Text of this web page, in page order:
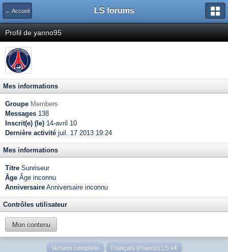
← Accueil LS forums
Profil de yanno95
Mes informations
Groupe Members
Messages 138
Inscrit(e) (le) 14-avril 10
Dernière activité juil. 17 2013 19:24
Mes informations
Titre Sunriseur
Âge Âge inconnu
Anniversaire Anniversaire inconnu
Contrôles utilisateur
Mon contenu
Version complète Français (France) LS v4